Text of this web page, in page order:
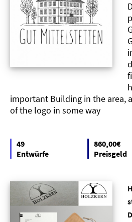
important Building in the area,
of the logo in some way
49
Entwürfe
860,00€
Preisgeld